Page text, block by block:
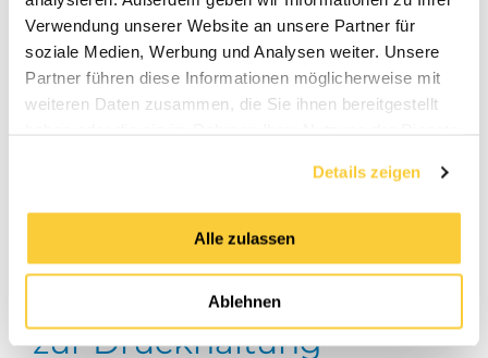
Verwendung unserer Website an unsere Partner für
soziale Medien, Werbung und Analysen weiter. Unsere
Partner führen diese Informationen möglicherweise mit
weiteren Daten zusammen, die Sie ihnen bereitgestellt
Details zeigen
Alle zulassen
Ablehnen
Überblick über die
SpiroCademy-
Umfassendes Training
zur Druckhaltung